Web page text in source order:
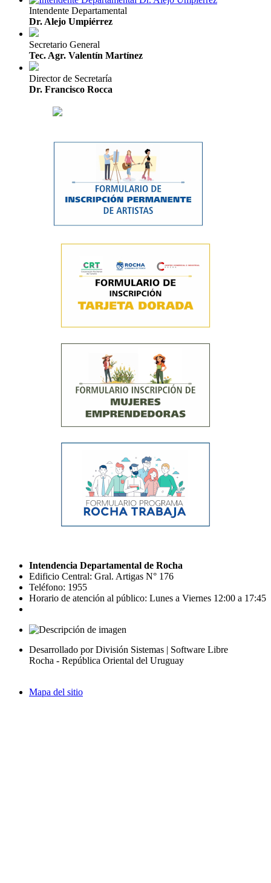
Intendente Departamental
Dr. Alejo Umpiérrez
Secretario General
Tec. Agr. Valentín Martínez
Director de Secretaría
Dr. Francisco Rocca
Intendencia Departamental de Rocha
Edificio Central: Gral. Artigas N° 176
Teléfono: 1955
Horario de atención al público: Lunes a Viernes 12:00 a 17:45
Desarrollado por División Sistemas | Software Libre
Rocha - República Oriental del Uruguay
Mapa del sitio